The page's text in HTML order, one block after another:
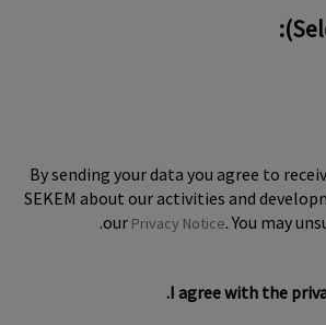
By sending your data you agree to
SEKEM about our activities and
our Privacy Notice. You may